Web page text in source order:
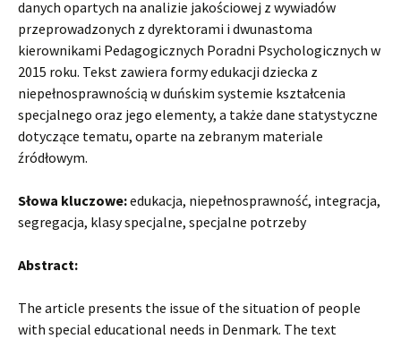
danych opartych na analizie jakościowej z wywiadów
przeprowadzonych z dyrektorami i dwunastoma
kierownikami Pedagogicznych Poradni Psychologicznych w
2015 roku. Tekst zawiera formy edukacji dziecka z
niepełnosprawnością w duńskim systemie kształcenia
specjalnego oraz jego elementy, a także dane statystyczne
dotyczące tematu, oparte na zebranym materiale
źródłowym.
Słowa kluczowe:edukacja, niepełnosprawność, integracja,
segregacja, klasy specjalne, specjalne potrzeby
Abstract:
The article presents the issue of the situation of people
with special educational needs in Denmark. The text